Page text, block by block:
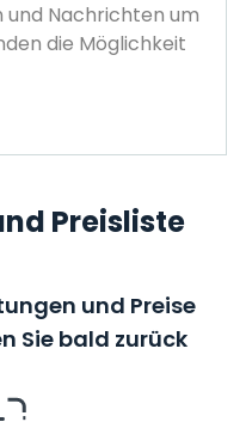
und Nachrichten um
die Möglichkeit
Preisliste
und Preise
Sie bald zurück